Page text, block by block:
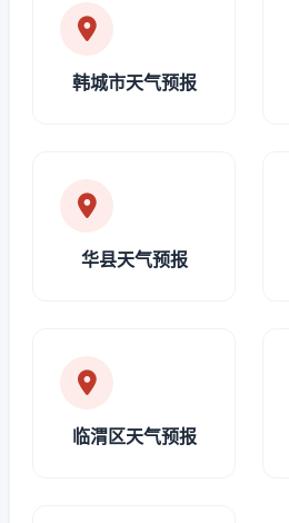
韩城市天气预报
华县天气预报
临渭区天气预报